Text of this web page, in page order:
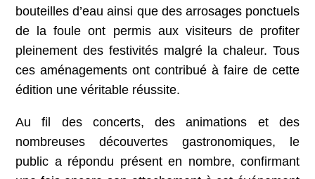
bouteilles d’eau ainsi que des arrosages ponctuels
de la foule ont permis aux visiteurs de profiter
pleinement des festivités malgré la chaleur. Tous
ces aménagements ont contribué à faire de cette
édition une véritable réussite.
Au fil des concerts, des animations et des
nombreuses découvertes gastronomiques, le
public a répondu présent en nombre, confirmant